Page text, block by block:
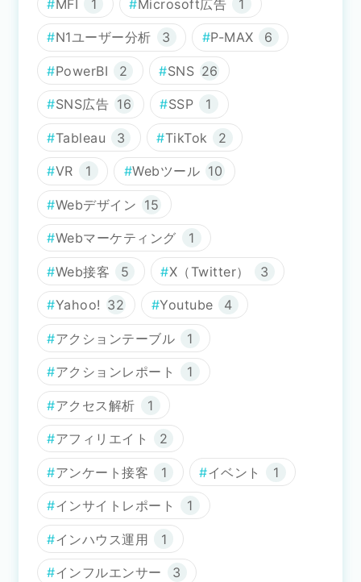
MFI 1 Microsoft広告 1
N1ユーザー分析 3 P-MAX 6
PowerBI 2 SNS 26
SNS広告 16 SSP 1
Tableau 3 TikTok 2
VR 1 Webツール 10
Webデザイン 15
Webマーケティング 1
Web接客 5 X（Twitter） 3
Yahoo! 32 Youtube 4
アクションテーブル 1
アクションレポート 1
アクセス解析 1
アフィリエイト 2
アンケート接客 1 イベント 1
インサイトレポート 1
インハウス運用 1
インフルエンサー 3